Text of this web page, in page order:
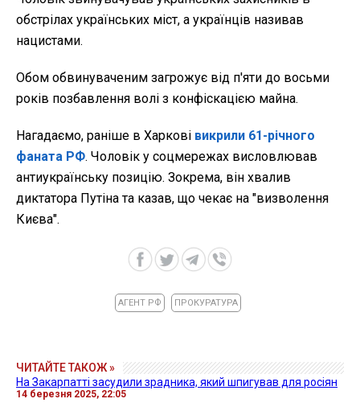
обстрілах українських міст, а українців називав
нацистами.
Обом обвинуваченим загрожує від п'яти до восьми
років позбавлення волі з конфіскацією майна.
Нагадаємо, раніше в Харкові викрили 61-річного
фаната РФ. Чоловік у соцмережах висловлював
антиукраїнську позицію. Зокрема, він хвалив
диктатора Путіна та казав, що чекає на "визволення
Києва".
АГЕНТ РФ ПРОКУРАТУРА
ЧИТАЙТЕ ТАКОЖ »
На Закарпатті засудили зрадника, який шпигував для росіян
14 березня 2025, 22:05